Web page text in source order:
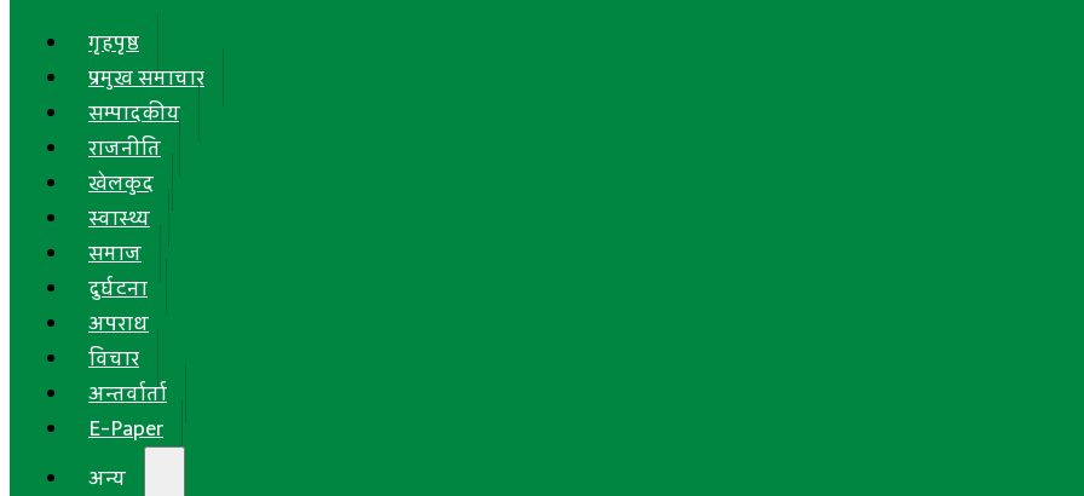
गृहपृष्ठ
प्रमुख समाचार
सम्पादकीय
राजनीति
खेलकुद
स्वास्थ्य
समाज
दुर्घटना
अपराध
विचार
अन्तर्वार्ता
E-Paper
अन्य